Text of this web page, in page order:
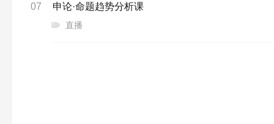
07 申论·命题趋势分析课
直播